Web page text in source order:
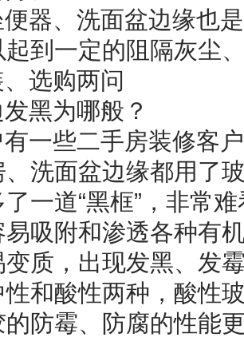
便器、洗面盆边缘也
到一定的阻隔灰尘
选购两问
黑为哪般？
一些二手房装修客
洗面盆边缘都用了
一道“黑框”，非常
吸附和渗透各种有
质，出现发黑、发
和酸性两种，酸性
防霉、防腐的性能